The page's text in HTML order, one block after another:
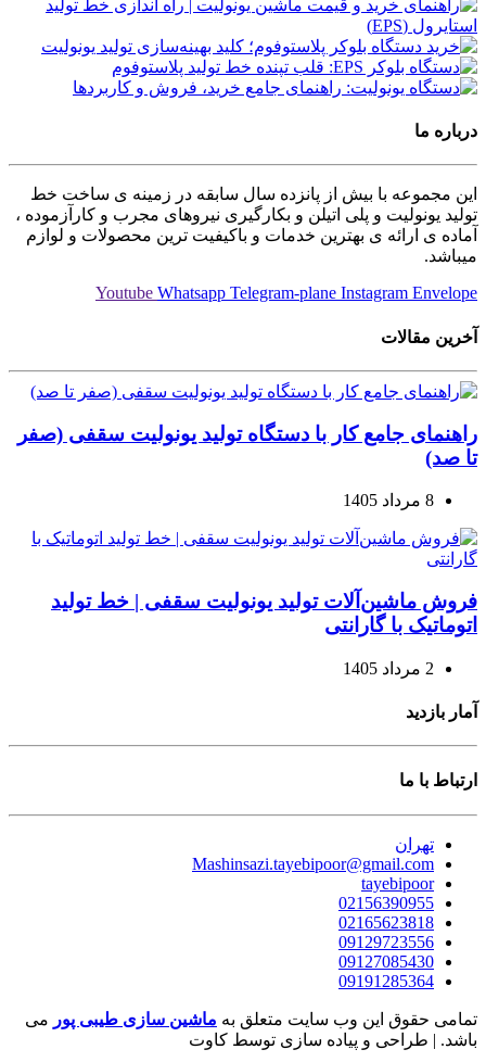
درباره ما
این مجموعه با بیش از پانزده سال سابقه در زمینه ی ساخت خط
تولید یونولیت و پلی اتیلن و بکارگیری نیروهای مجرب و کارآزموده ،
آماده ی ارائه ی بهترین خدمات و باکیفیت ترین محصولات و لوازم
میباشد.
Youtube Whatsapp Telegram-plane Instagram Envelope
آخرین مقالات
راهنمای جامع کار با دستگاه تولید یونولیت سقفی (صفر
تا صد)
8 مرداد 1405
فروش ماشین‌آلات تولید یونولیت سقفی | خط تولید
اتوماتیک با گارانتی
2 مرداد 1405
آمار بازدید
ارتباط با ما
تهران
Mashinsazi.tayebipoor@gmail.com
tayebipoor
02156390955
02165623818
09129723556
09127085430
09191285364
تمامی حقوق این وب سایت متعلق به ماشین سازی طیبی پور می
باشد. | طراحی و پیاده سازی توسط کاوت